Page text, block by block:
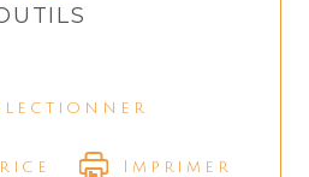
Imprimer